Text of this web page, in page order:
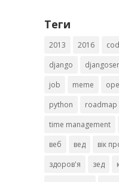
Теги
2013 2016
django
job
meme
python
roadmap
time management
веб
вед вік
здоров'я
зед